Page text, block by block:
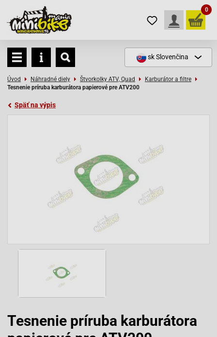
0
skSlovenčina
Úvod Náhradné diely Štvorkolky ATV, Quad
Karburátor a filtre
Tesnenie príruba karburátora papierové pre ATV200
Späť na výpis
Tesnenie príruba karburátora